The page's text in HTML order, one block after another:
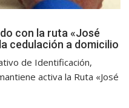
con la ruta «José
cedulación a domicilio
de Identificación,
activa la Ruta «José